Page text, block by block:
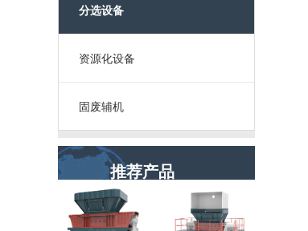
分选设备
资源化设备
固废辅机
推荐产品